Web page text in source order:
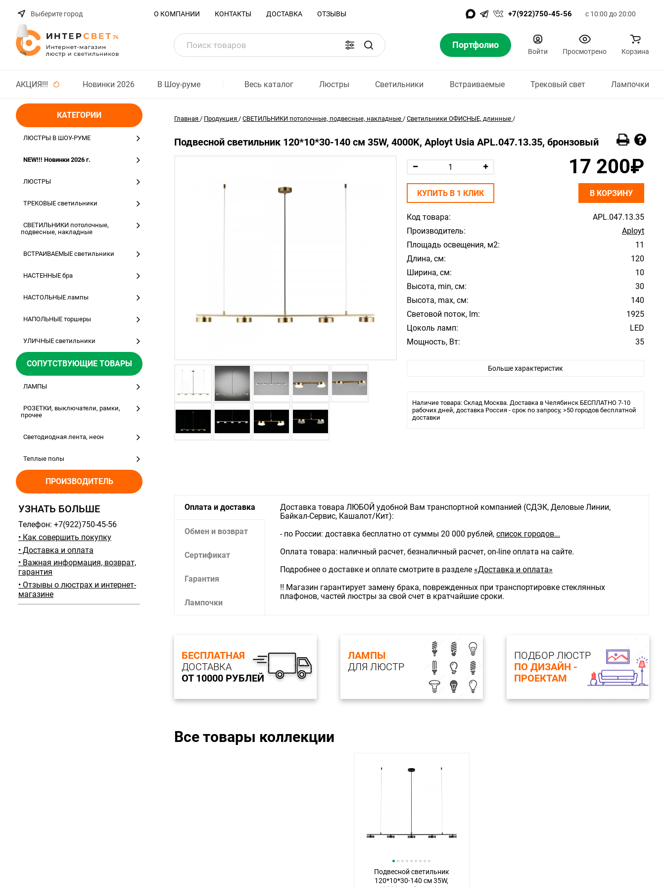
Выберите город О КОМПАНИИ КОНТАКТЫ ДОСТАВКА ОТЗЫВЫ +7(922)750-45-56 с 10:00 до 20:00
Портфолио
Войти Просмотрено Корзина
АКЦИЯ!!! Новинки 2026 В Шоу-руме Весь каталог Люстры Светильники Встраиваемые Трековый свет Лампочки
КАТЕГОРИИ
ЛЮСТРЫ В ШОУ-РУМЕ
NEW!!! Новинки 2026 г.
ЛЮСТРЫ
ТРЕКОВЫЕ светильники
СВЕТИЛЬНИКИ потолочные,
подвесные, накладные
ВСТРАИВАЕМЫЕ светильники
НАСТЕННЫЕ бра
НАСТОЛЬНЫЕ лампы
НАПОЛЬНЫЕ торшеры
УЛИЧНЫЕ светильники
СОПУТСТВУЮЩИЕ ТОВАРЫ
ЛАМПЫ
РОЗЕТКИ, выключатели, рамки,
прочее
Светодиодная лента, неон
Теплые полы
ПРОИЗВОДИТЕЛЬ
УЗНАТЬ БОЛЬШЕ
Телефон: +7(922)750-45-56
• Как совершить покупку
• Доставка и оплата
• Важная информация, возврат,
гарантия
• Отзывы о люстрах и интернет-
магазине
Главная / Продукция / СВЕТИЛЬНИКИ потолочные, подвесные, накладные / Светильники ОФИСНЫЕ, длинные /
Подвесной светильник 120*10*30-140 см 35W, 4000K, Aployt Usia APL.047.13.35, бронзовый
Код товара:
APL.047.13.35
Производитель:
Aployt
Площадь освещения, м2:
11
Длина, см:
120
Ширина, см:
10
Высота, min, см:
30
Высота, max, см:
140
Световой поток, lm:
1925
Цоколь ламп:
LED
Мощность, Вт:
35
Цвет плафона/абажура:
Влагозащита:
IP20
Больше характеристик
Наличие товара: Склад Москва. Доставка в Челябинск БЕСПЛАТНО 7-10
рабочих дней, доставка Россия - срок по запросу, >50 городов бесплатной
доставки
17 200₽
КУПИТЬ В 1 КЛИК В КОРЗИНУ
Оплата и доставка
Обмен и возврат
Сертификат
Гарантия
Лампочки
Доставка товара ЛЮБОЙ удобной Вам транспортной компанией (СДЭК, Деловые Линии,
Байкал-Сервис, Кашалот/Кит):
- по России: доставка бесплатно от суммы 20 000 рублей, список городов...
Оплата товара: наличный расчет, безналичный расчет, on-line оплата на сайте.
Подробнее о доставке и оплате смотрите в разделе «Доставка и оплата»
‼️ Магазин гарантирует замену брака, поврежденных при транспортировке стеклянных
плафонов, частей люстры за свой счет в кратчайшие сроки.
БЕСПЛАТНАЯ
ДОСТАВКА
ОТ 10000 РУБЛЕЙ
ЛАМПЫ
ДЛЯ ЛЮСТР
ПОДБОР ЛЮСТР
ПО ДИЗАЙН -
ПРОЕКТАМ
Все товары коллекции
Подвесной светильник
120*10*30-140 см 35W,